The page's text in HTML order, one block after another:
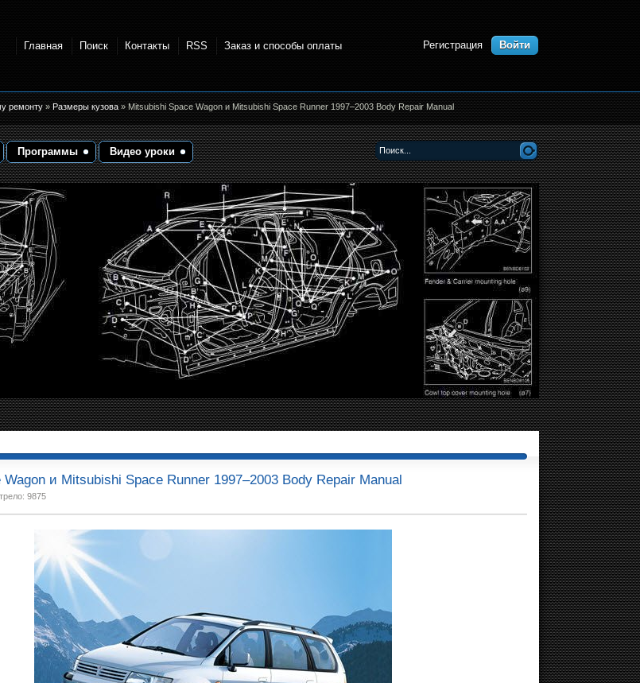
Главная Поиск Контакты RSS Заказ и способы оплаты Регистрация Войти
ремонту»Размеры кузова» Mitsubishi Space Wagon и Mitsubishi Space Runner 1997–2003 Body Repair Manual
Программы Видео уроки
и Mitsubishi Space Runner 1997–2003 Body Repair Manual
9875